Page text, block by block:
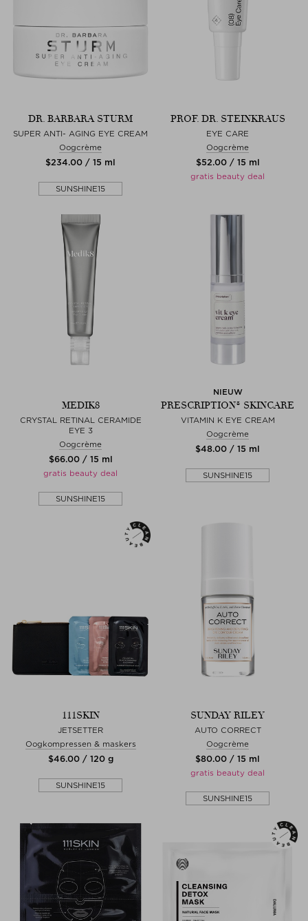
DR. BARBARA STURM
SUPER ANTI- AGING EYE CREAM
Oogcrème
$‌234.00 / 15 ml
SUNSHINE15
PROF. DR. STEINKRAUS
EYE CARE
Oogcrème
$‌52.00 / 15 ml
gratis beauty deal
MEDIK8
CRYSTAL RETINAL CERAMIDE
EYE 3
Oogcrème
$‌66.00 / 15 ml
gratis beauty deal
SUNSHINE15
NIEUW
PRESCRIPTION® SKINCARE
VITAMIN K EYE CREAM
Oogcrème
$‌48.00 / 15 ml
SUNSHINE15
111SKIN
JETSETTER
Oogkompressen & maskers
$‌46.00 / 120 g
SUNSHINE15
SUNDAY RILEY
AUTO CORRECT
Oogcrème
$‌80.00 / 15 ml
gratis beauty deal
SUNSHINE15